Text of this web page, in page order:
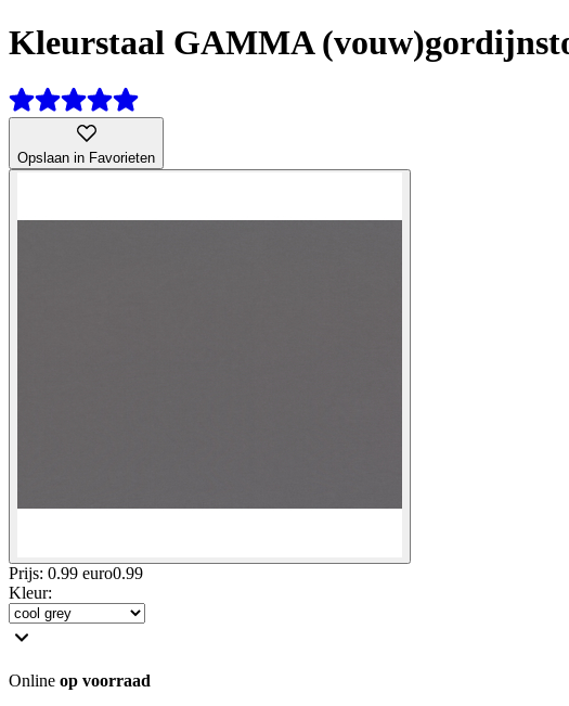
Kleurstaal GAMMA
Opslaan in Favorieten
Prijs: 0.99 euro0.99
Kleur:
Online op voorraad